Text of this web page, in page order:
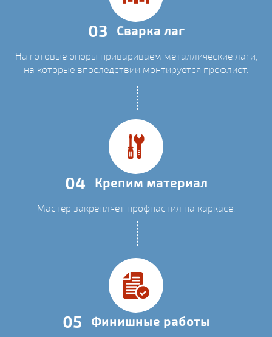
03 Сварка лаг
На готовые опоры привариваем металлические лаги,
на которые впоследствии монтируется профлист.
04 Крепим материал
Мастер закрепляет профнастил на каркасе.
05 Финишные работы